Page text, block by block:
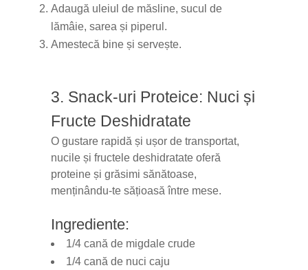
Adaugă uleiul de măsline, sucul de
lămâie, sarea și piperul.
Amestecă bine și servește.
3. Snack-uri Proteice: Nuci și
Fructe Deshidratate
O gustare rapidă și ușor de transportat,
nucile și fructele deshidratate oferă
proteine și grăsimi sănătoase,
menținându-te sățioasă între mese.
Ingrediente:
1/4 cană de migdale crude
1/4 cană de nuci caju